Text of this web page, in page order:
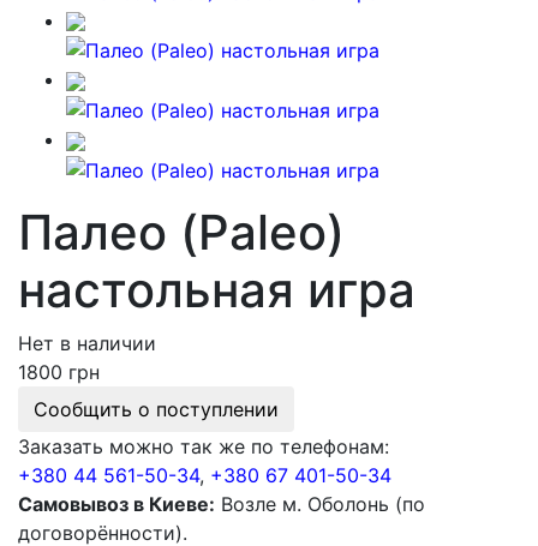
Палео (Paleo)
настольная игра
Нет в наличии
1800 грн
Сообщить о поступлении
Заказать можно так же по телефонам:
+380 44 561-50-34, +380 67 401-50-34
Самовывоз в Киеве: Возле м. Оболонь (по
договорённости).